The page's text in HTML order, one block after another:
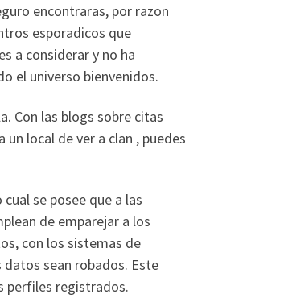
encontraras, por razon
esporadicos que
a considerar y no ha
el universo bienvenidos.
Con las blogs sobre citas
local de ver a clan , puedes
se posee que a las
de emparejar a los
con los sistemas de
sean robados. Este
perfiles registrados.